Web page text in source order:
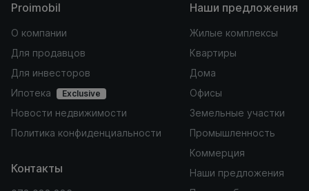
Proimobil
О компании
Для продавцов
Для инвесторов
Ипотека
Exclusive
Новости недвижимости
Политика конфиденциальности
Наши предложения
Жилые комплексы
Квартиры
Дома
Офисы
Земельные участки
Промышленность
Коммерция
Наши предложения
Контакты